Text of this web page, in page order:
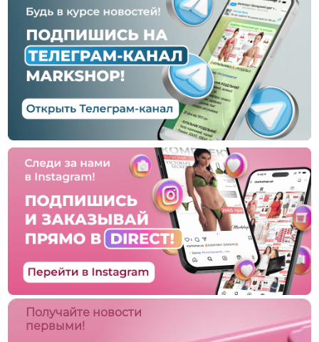
Получайте новости
первыми!